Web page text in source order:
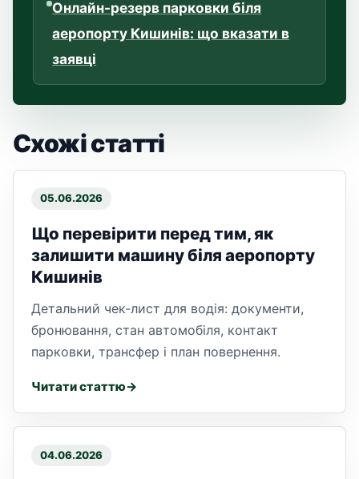
Онлайн-резерв парковки біля
аеропорту Кишинів: що вказати в
заявці
Схожі статті
05.06.2026
Що перевірити перед тим, як
залишити машину біля аеропорту
Кишинів
Детальний чек-лист для водія: документи,
бронювання, стан автомобіля, контакт
парковки, трансфер і план повернення.
Читати статтю
04.06.2026